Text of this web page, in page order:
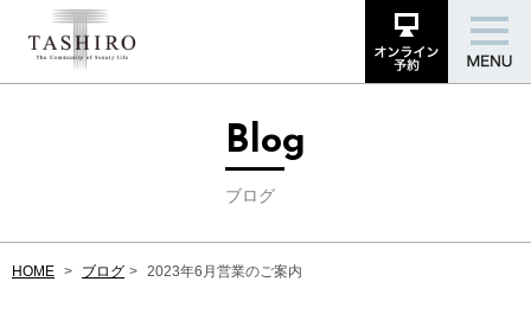
Blog
ブログ
HOME ブログ 2023年6月営業のご案内